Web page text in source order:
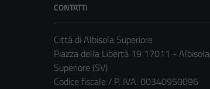
CONTATTI
Città di Albisola Superiore
Piazza della Libertà 19 17011 - Albisola
Superiore (SV)
Codice fiscale / P. IVA: 00340950096